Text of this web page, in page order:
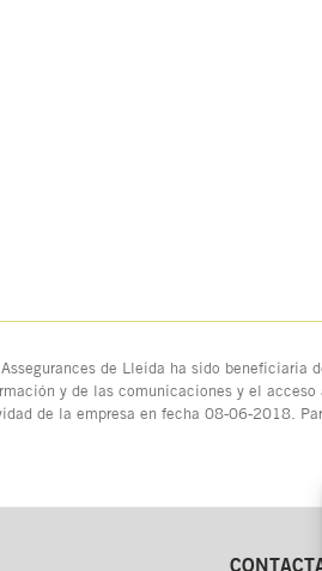
de Lleida ha sido
y de las comunicaciones y el
de la empresa en fecha 08-06-2018.